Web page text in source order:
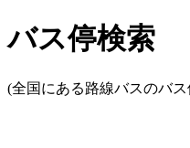
バス停検索
(全国にある路線バスのバ